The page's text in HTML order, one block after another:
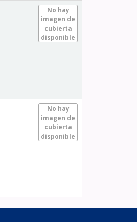
No hay
imagen de
cubierta
disponible
No hay
imagen de
cubierta
disponible